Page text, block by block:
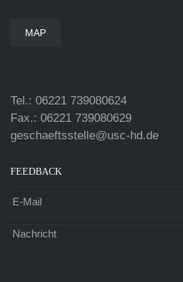
MAP
Tel.: 06221 739080624
Fax.: 06221 739080629
geschaeftsstelle@usc-hd.de
FEEDBACK